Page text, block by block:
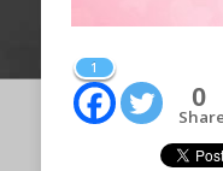
1
0